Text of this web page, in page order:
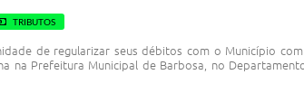
TRIBUTOS
de regularizar seus débitos com o Município
na Prefeitura Municipal de Barbosa, no